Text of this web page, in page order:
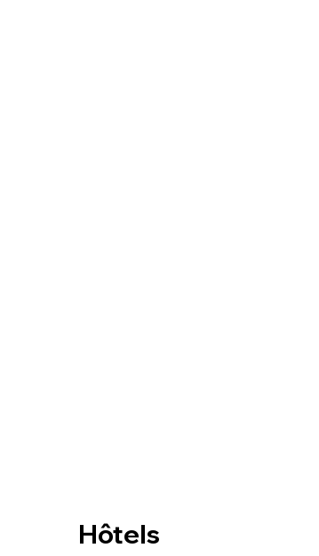
Hôtels